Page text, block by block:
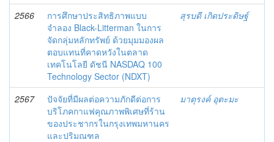
2566
การศึกษาประสิทธิภาพแบบ
จำลอง Black-Litterman ในการ
จัดกลุ่มหลักทรัพย์ ด้วยมุมมองผล
ตอบแทนที่คาดหวังในตลาด
เทคโนโลยี ดัชนี NASDAQ 100
Technology Sector (NDXT)
สุรบดี เกิดประดิษฐ์
2567
ปัจจัยที่มีผลต่อความภักดีต่อการ
บริโภคกาแฟคุณภาพพิเศษที่ร้าน
ของประชากรในกรุงเทพมหานคร
และปริมณฑล
มาตุรงค์ อุตะมะ